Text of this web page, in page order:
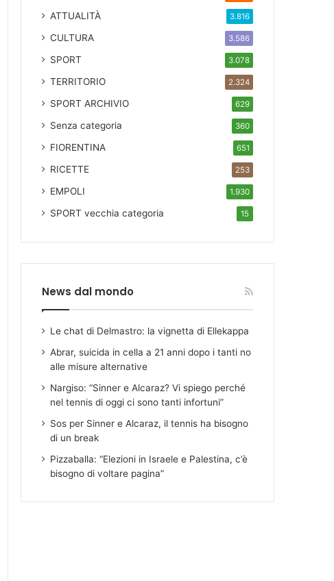
ATTUALITÀ 3.816
CULTURA 3.586
SPORT 3.078
TERRITORIO 2.324
SPORT ARCHIVIO 629
Senza categoria 360
FIORENTINA 651
RICETTE 253
EMPOLI 1.930
SPORTvecchia categoria 15
News dal mondo
Le chat di Delmastro: la vignetta di Ellekappa
Abrar, suicida in cella a 21 anni dopo i tanti no
alle misure alternative
Nargiso: “Sinner e Alcaraz? Vi spiego perché
nel tennis di oggi ci sono tanti infortuni”
Sos per Sinner e Alcaraz, il tennis ha bisogno
di un break
Pizzaballa: “Elezioni in Israele e Palestina, c’è
bisogno di voltare pagina”